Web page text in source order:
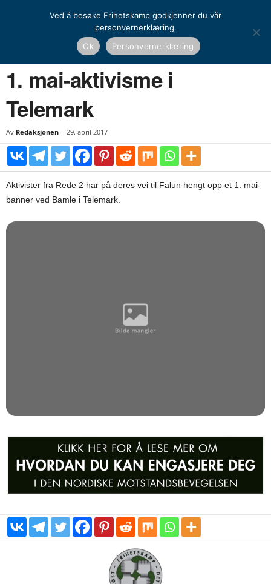
1. mai-aktivisme i Telemark
1. mai-aktivisme i
Telemark
Av Redaksjonen - 29. april 2017
Aktivister fra Rede 2 har på deres vei til Falun hengt opp et 1. mai-
banner ved Bamle i Telemark.
Ved å besøke Frihetskamp godkjenner du vår
personvernerklæring.
Ok
Personvernerklæring